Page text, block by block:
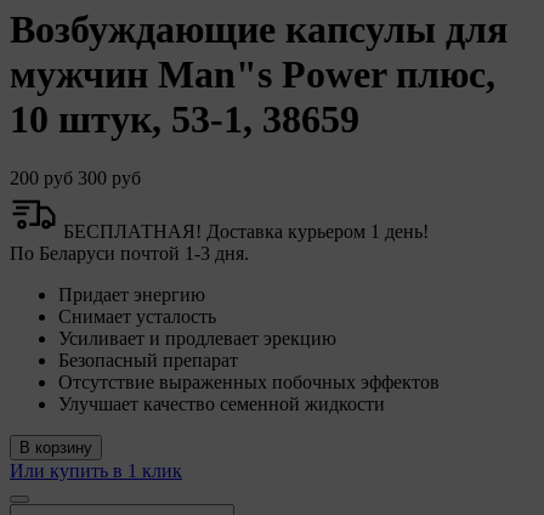
Возбуждающие капсулы для
мужчин Man"s Power плюс,
10 штук, 53-1, 38659
200 руб 300 руб
БЕСПЛАТНАЯ! Доставка курьером 1 день!
По Беларуси почтой 1-3 дня.
Придает энергию
Снимает усталость
Усиливает и продлевает эрекцию
Безопасный препарат
Отсутствие выраженных побочных эффектов
Улучшает качество семенной жидкости
В корзину
Или купить в 1 клик
О политике обработки файлов cookie
ПОЛОЖЕНИЕ «О политике обработки файлов
cookie
«Общество»
2. Утверждение положения о политике обработки
файлов cookie (далее –«Политика»
из принимаемых Обществом мер по защите
персональных данных, предусмотренных статьей 17
Закона Республики Беларусь от 7 мая 2021 г. № 99-З
«О защите персональных данных» (далее –
3. Политика разъясняет субъектам персональных
данных, которые осуществляют использование веб-